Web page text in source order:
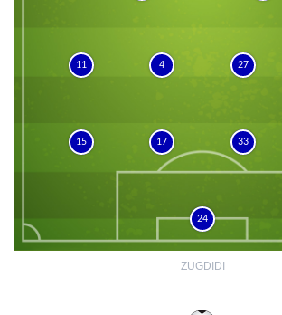
24
33
17
15
27
4
11
ZUGDIDI